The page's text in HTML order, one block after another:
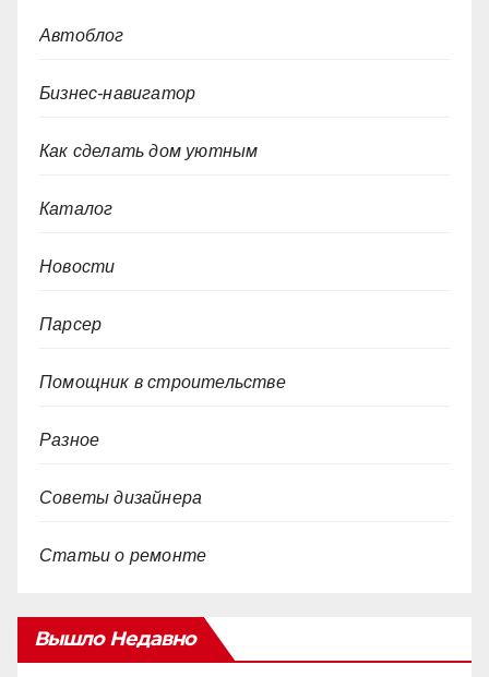
Автоблог
Бизнес-навигатор
Как сделать дом уютным
Каталог
Новости
Парсер
Помощник в строительстве
Разное
Советы дизайнера
Статьи о ремонте
Вышло Недавно